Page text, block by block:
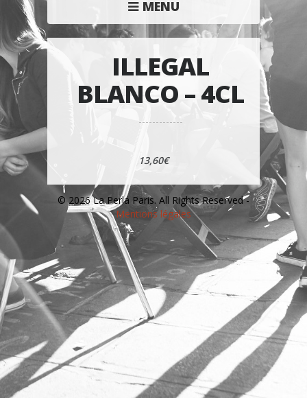
MENU
ILLEGAL
BLANCO – 4CL
13,60€
© 2026 La Perla Paris. All Rights Reserved -
Mentions légales